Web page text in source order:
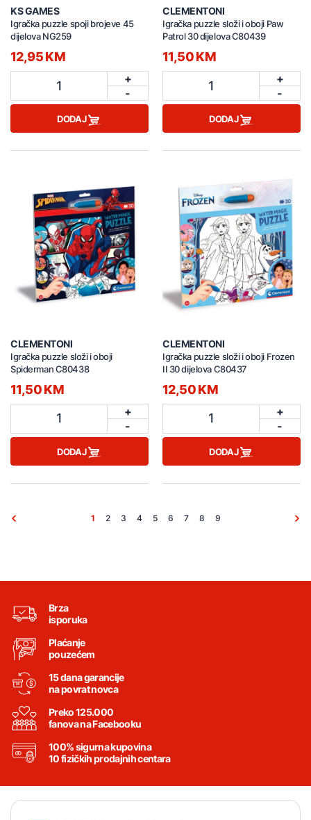
KS GAMES
Igračka puzzle spoji brojeve 45
dijelova NG259
12,95 KM
1
+
-
DODAJ
CLEMENTONI
Igračka puzzle složi i oboji Paw
Patrol 30 dijelova C80439
11,50 KM
1
+
-
DODAJ
CLEMENTONI
Igračka puzzle složi i oboji
Spiderman C80438
11,50 KM
1
+
-
DODAJ
CLEMENTONI
Igračka puzzle složi i oboji Frozen
II 30 dijelova C80437
12,50 KM
1
+
-
DODAJ
1 2 3 4 5 6 7 8 9
Brza
isporuka
Plaćanje
pouzećem
15 dana garancije
na povrat novca
Preko 125.000
fanova na Facebooku
100% sigurna kupovina
10 fizičkih prodajnih centara